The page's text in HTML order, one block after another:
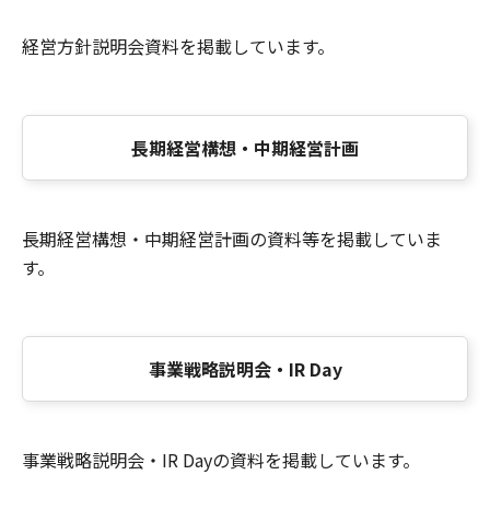
経営方針説明会資料を掲載しています。
長期経営構想・中期経営計画
長期経営構想・中期経営計画の資料等を掲載していま
す。
事業戦略説明会・IR Day
事業戦略説明会・IR Dayの資料を掲載しています。